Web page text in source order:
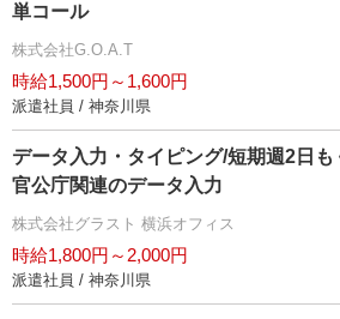
単コール
株式会社G.O.A.T
時給1,500円～1,600円
派遣社員 / 神奈川県
データ入力・タイピング/短期週2日
官公庁関連のデータ入力
株式会社グラスト 横浜オフィス
時給1,800円～2,000円
派遣社員 / 神奈川県